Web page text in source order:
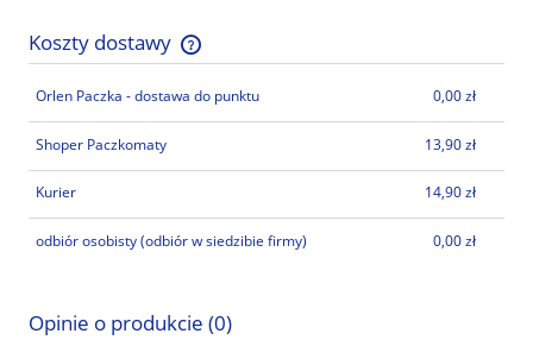
Koszty dostawy
Cena nie zawiera ewentualnych kosztów płatności
Orlen Paczka - dostawa do punktu 0,00 zł
Shoper Paczkomaty 13,90 zł
Kurier 14,90 zł
odbiór osobisty(odbiór w siedzibie firmy) 0,00 zł
Opinie o produkcie (0)